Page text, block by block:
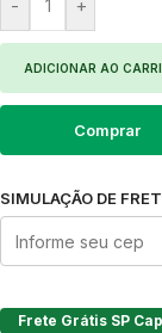
- +
ADICIONAR AO
Comprar
SIMULAÇÃO DE
Frete Grátis SP